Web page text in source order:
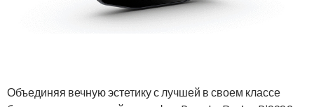
Объединяя вечную эстетику с лучшей в своем классе